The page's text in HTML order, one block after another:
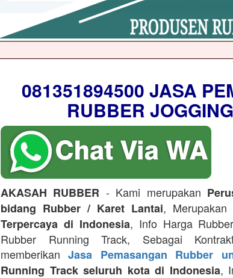
081351894500 JASA
RUBBER
AKASAH RUBBER - Kami merupakan
bidang Rubber / Karet Lantai, Merupakan
Terpercaya di Indonesia, Info Harga
Rubber Running Track, Sebagai
memberikanJasa Pemasangan Rubber
Running Track seluruh kota di Indonesia,